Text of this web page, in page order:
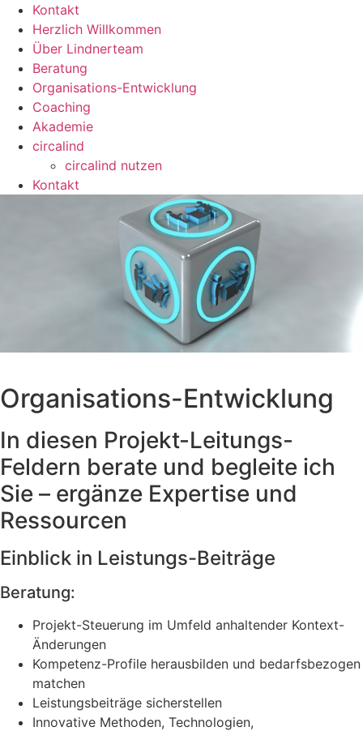
Kontakt
Herzlich Willkommen
Über Lindnerteam
Beratung
Organisations-Entwicklung
Coaching
Akademie
circalind
circalind nutzen
Kontakt
Organisations-Entwicklung
In diesen Projekt-Leitungs-
Feldern berate und begleite ich
Sie – ergänze Expertise und
Ressourcen
Einblick in Leistungs-Beiträge
Beratung:
Projekt-Steuerung im Umfeld anhaltender Kontext-
Änderungen
Kompetenz-Profile herausbilden und bedarfsbezogen
matchen
Leistungsbeiträge sicherstellen
Innovative Methoden, Technologien,